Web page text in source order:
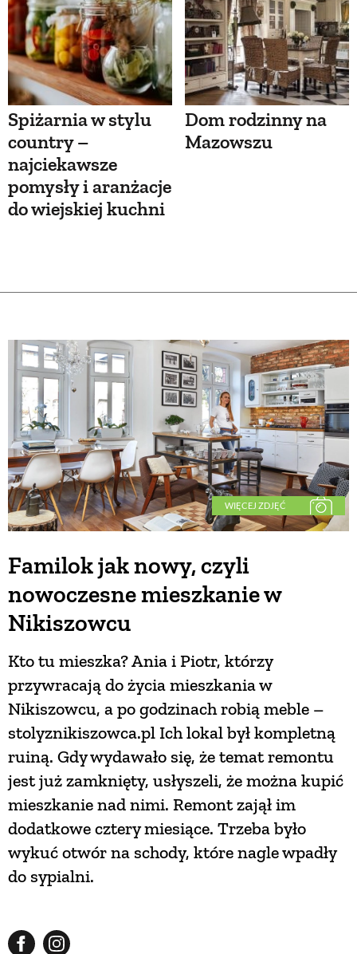
Spiżarnia w stylu
country –
najciekawsze
pomysły i aranżacje
do wiejskiej kuchni
Dom rodzinny na
Mazowszu
WIĘCEJ ZDJĘĆ
Familok jak nowy, czyli
nowoczesne mieszkanie w
Nikiszowcu
Kto tu mieszka? Ania i Piotr, którzy
przywracają do życia mieszkania w
Nikiszowcu, a po godzinach robią meble –
stolyznikiszowca.pl Ich lokal był kompletną
ruiną. Gdy wydawało się, że temat remontu
jest już zamknięty, usłyszeli, że można kupić
mieszkanie nad nimi. Remont zajął im
dodatkowe cztery miesiące. Trzeba było
wykuć otwór na schody, które nagle wpadły
do sypialni.